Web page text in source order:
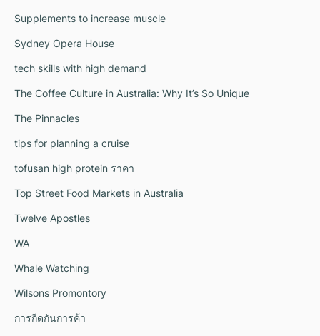
Supplements to increase muscle
Sydney Opera House
tech skills with high demand
The Coffee Culture in Australia: Why It’s So Unique
The Pinnacles
tips for planning a cruise
tofusan high protein ราคา
Top Street Food Markets in Australia
Twelve Apostles
WA
Whale Watching
Wilsons Promontory
การกีดกันการค้า